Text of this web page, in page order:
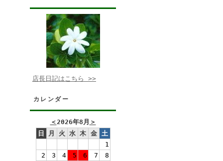
店長日記はこちら >>
カレンダー
＜2026年8月 ＞
日
月 火 水 木 金
土
1
2
3 4 5 6 7 8